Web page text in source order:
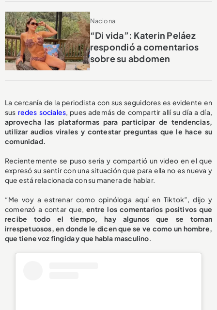
Nacional
“Di vida”: Katerin Peláez
respondió a comentarios
sobre su abdomen
La cercanía de la periodista con sus seguidores es evidente en
sus redes sociales , pues además de compartir allí su día a día,
aprovecha las plataformas para participar de tendencias,
utilizar audios virales y contestar preguntas que le hace su
comunidad.
Recientemente se puso seria y compartió un video en el que
expresó su sentir con una situación que para ella no es nueva y
que está relacionada con su manera de hablar.
“Me voy a estrenar como opinóloga aquí en Tiktok”, dijo y
comenzó a contar que,entre los comentarios positivos que
recibe todo el tiempo, hay algunos que se tornan
irrespetuosos, en donde le dicen que se ve como un hombre,
que tiene voz fingida y que habla masculino